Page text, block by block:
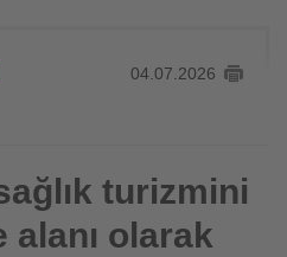
04.07.2026
alanı olarak görüyorturizmini
olarak